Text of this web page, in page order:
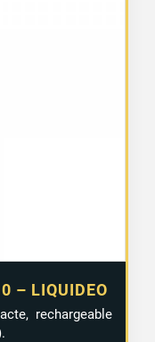
– LIQUIDEO
rechargeable